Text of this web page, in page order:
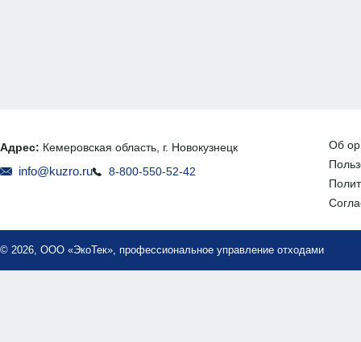
Адрес: Кемеровская область, г. Новокузнецк
info@kuzro.ru 8-800-550-52-42
Об
© 2026, ООО «ЭкоТек», профессиональное управление отходами